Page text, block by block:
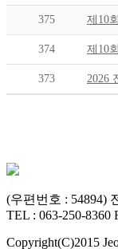
375 제10
374 제10
373 2026
(우편번호 : 54894)
TEL : 063-250-8360
Copyright(C)2015